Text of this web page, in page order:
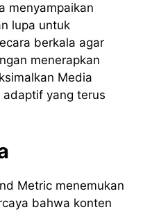
menyampaikan
lupa untuk
berkala agar
menerapkan
Media
yang terus
Metric menemukan
bahwa konten